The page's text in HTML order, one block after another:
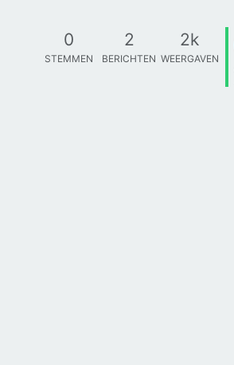
0
STEMMEN
2
BERICHTEN
2k
WEERGAVEN